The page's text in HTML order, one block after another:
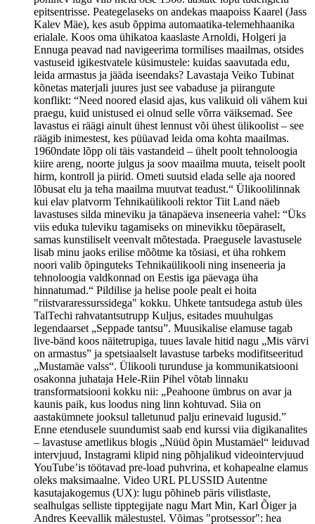
epitsentrisse. Peategelaseks on andekas maapoiss Kaarel (Jass
Kalev Mäe), kes asub õppima automaatika-telemehhaanika
erialale. Koos oma ühikatoa kaaslaste Arnoldi, Holgeri ja
Ennuga peavad nad navigeerima tormilises maailmas, otsides
vastuseid igikestvatele küsimustele: kuidas saavutada edu,
leida armastus ja jääda iseendaks? Lavastaja Veiko Tubinat
kõnetas materjali juures just see vabaduse ja piirangute
konflikt: “Need noored elasid ajas, kus valikuid oli vähem kui
praegu, kuid unistused ei olnud selle võrra väiksemad. See
lavastus ei räägi ainult ühest lennust või ühest ülikoolist – see
räägib inimestest, kes püüavad leida oma kohta maailmas.
1960ndate lõpp oli täis vastandeid – ühelt poolt tehnoloogia
kiire areng, noorte julgus ja soov maailma muuta, teiselt poolt
hirm, kontroll ja piirid. Ometi suutsid elada selle aja noored
lõbusat elu ja teha maailma muutvat teadust.“ Ülikoolilinnak
kui elav platvorm Tehnikaülikooli rektor Tiit Land näeb
lavastuses silda mineviku ja tänapäeva inseneeria vahel: “Üks
viis eduka tuleviku tagamiseks on minevikku tõepäraselt,
samas kunstiliselt veenvalt mõtestada. Praegusele lavastusele
lisab minu jaoks erilise mõõtme ka tõsiasi, et üha rohkem
noori valib õpinguteks Tehnikaülikooli ning inseneeria ja
tehnoloogia valdkonnad on Eestis iga päevaga üha
hinnatumad.“ Pildilise ja helise poole pealt ei hoita
"riistvararessurssidega" kokku. Uhkete tantsudega astub üles
TalTechi rahvatantsutrupp Kuljus, esitades muuhulgas
legendaarset „Seppade tantsu”. Muusikalise elamuse tagab
live-bänd koos näitetrupiga, tuues lavale hitid nagu „Mis värvi
on armastus” ja spetsiaalselt lavastuse tarbeks modifitseeritud
„Mustamäe valss“. Ülikooli turunduse ja kommunikatsiooni
osakonna juhataja Hele-Riin Pihel võtab linnaku
transformatsiooni kokku nii: „Peahoone ümbrus on avar ja
kaunis paik, kus loodus ning linn kohtuvad. Siia on
aastakümnete jooksul talletunud palju erinevaid lugusid.”
Enne etendusele suundumist saab end kurssi viia digikanalites
– lavastuse ametlikus blogis „Nüüd õpin Mustamäel“ leiduvad
intervjuud, Instagrami klipid ning põhjalikud videointervjuud
YouTube’is töötavad pre-load puhvrina, et kohapealne elamus
oleks maksimaalne. Video URL PLUSSID Autentne
kasutajakogemus (UX): lugu põhineb päris vilistlaste,
sealhulgas selliste tipptegijate nagu Mart Min, Karl Õiger ja
Andres Keevallik mälestustel. Võimas "protsessor": hea